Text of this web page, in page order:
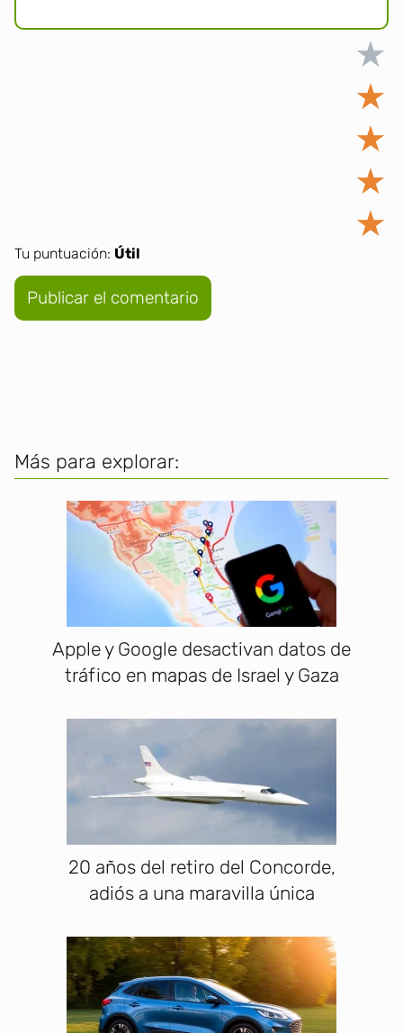
★
★
★
★
★
Tu puntuación: Útil
Más para explorar:
Apple y Google desactivan datos de
tráfico en mapas de Israel y Gaza
20 años del retiro del Concorde,
adiós a una maravilla única